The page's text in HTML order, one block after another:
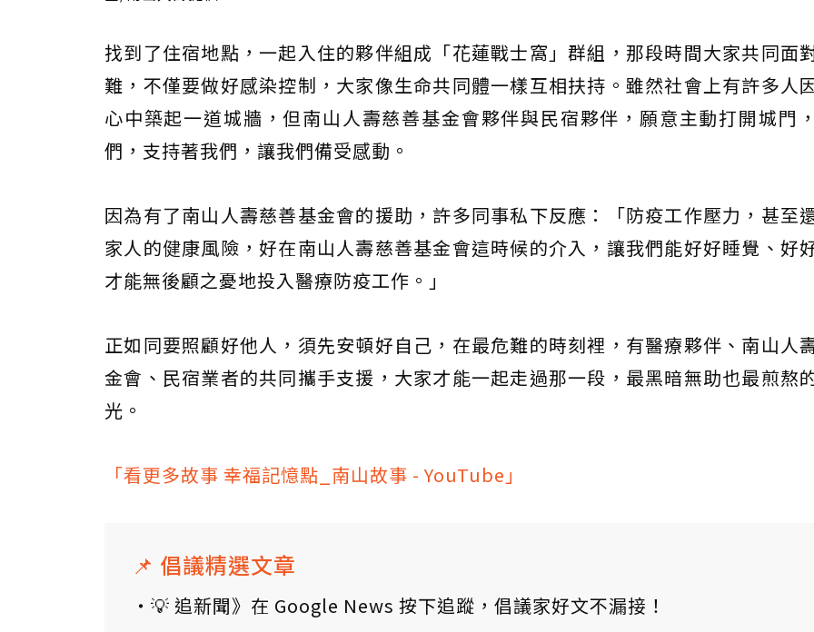
找到了住宿地點，一起入住的夥伴組成「花蓮戰士窩」群組，那段時間大家共同面
難，不僅要做好感染控制，大家像生命共同體一樣互相扶持。雖然社會上有許多人
心中築起一道城牆，但南山人壽慈善基金會夥伴與民宿夥伴，願意主動打開城門
們，支持著我們，讓我們備受感動。
因為有了南山人壽慈善基金會的援助，許多同事私下反應：「防疫工作壓力，甚至
家人的健康風險，好在南山人壽慈善基金會這時候的介入，讓我們能好好睡覺、好
才能無後顧之憂地投入醫療防疫工作。」
正如同要照顧好他人，須先安頓好自己，在最危難的時刻裡，有醫療夥伴、南山人
金會、民宿業者的共同攜手支援，大家才能一起走過那一段，最黑暗無助也最煎熬
光。
「看更多故事 幸福記憶點_南山故事 - YouTube」
📌 倡議精選文章
💡 追新聞》在 Google News 按下追蹤，倡議家好文不漏接！